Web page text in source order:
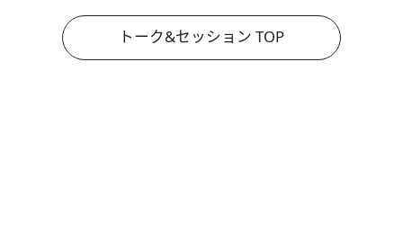
トーク&セッション TOP